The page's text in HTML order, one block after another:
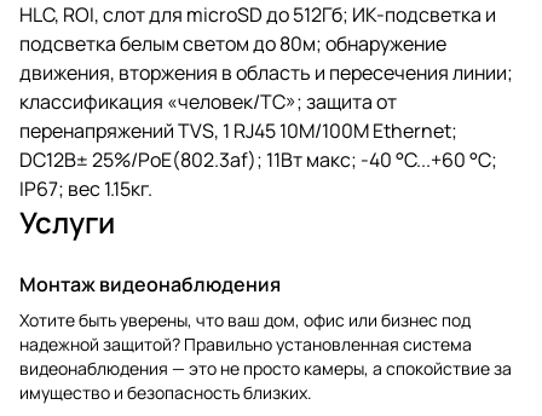
HLC, ROI, слот для microSD до 512Гб; ИК-подсветка и
подсветка белым светом до 80м; обнаружение
движения, вторжения в область и пересечения линии;
классификация «человек/ТС»; защита от
перенапряжений TVS, 1 RJ45 10M/100M Ethernet;
DC12В± 25%/PoE(802.3af); 11Вт макс; -40 °C...+60 °C;
IP67; вес 1.15кг.
Услуги
Монтаж видеонаблюдения
Хотите быть уверены, что ваш дом, офис или бизнес под
надежной защитой? Правильно установленная система
видеонаблюдения — это не просто камеры, а спокойствие за
имущество и безопасность близких.